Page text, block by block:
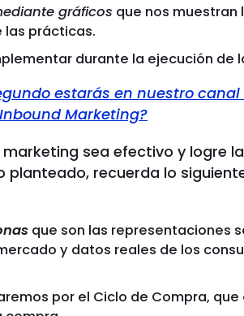
gráficos que nos
prácticas.
durante la ejecución de
estarás en nuestro
Marketing?
sea efectivo y logre
planteado, recuerda lo
que son las representaciones
y datos reales de los
por el Ciclo de Compra,